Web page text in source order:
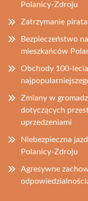
Polanicy-Zdroju
Zatrzymanie
Bezpieczeństwo
mieszkańców
Obchody 100-
Zmiany w
dotyczących
uprzedzeniami
Niebezpieczna
Polanicy-Zdroju
Agresywne